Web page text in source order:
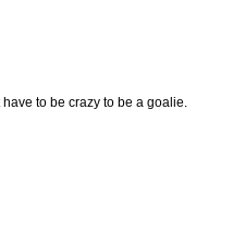
to be crazy to be a goalie.